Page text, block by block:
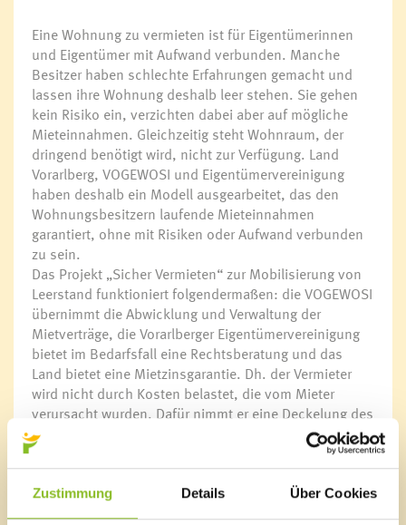
Zustimmung Details Über Cookies
Eine Wohnung zu vermieten ist für Eigentümerinnen
und Eigentümer mit Aufwand verbunden. Manche
Besitzer haben schlechte Erfahrungen gemacht und
lassen ihre Wohnung deshalb leer stehen. Sie gehen
kein Risiko ein, verzichten dabei aber auf mögliche
Mieteinnahmen. Gleichzeitig steht Wohnraum, der
dringend benötigt wird, nicht zur Verfügung. Land
Vorarlberg, VOGEWOSI und Eigentümervereinigung
haben deshalb ein Modell ausgearbeitet, das den
Wohnungsbesitzern laufende Mieteinnahmen
garantiert, ohne mit Risiken oder Aufwand verbunden
zu sein.
Das Projekt „Sicher Vermieten“ zur Mobilisierung von
Leerstand funktioniert folgendermaßen: die VOGEWOSI
übernimmt die Abwicklung und Verwaltung der
Mietverträge, die Vorarlberger Eigentümervereinigung
bietet im Bedarfsfall eine Rechtsberatung und das
Land bietet eine Mietzinsgarantie. Dh. der Vermieter
wird nicht durch Kosten belastet, die vom Mieter
verursacht wurden. Dafür nimmt er eine Deckelung des
Mietzinses in Kauf. "Eigentümer wollen Sicherheit und
wenig Aufwand bei der Vermietung ihrer Wohnung oder
ihres Hauses. Genau das können wir mit diesem
Modell anbieten. Unser Ziel ist es, leerstehende
Wohnungen verfügbar zu machen. Die Projektpartner